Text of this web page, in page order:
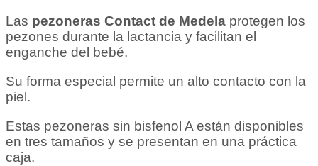
Las pezoneras Contact de Medela protegen los
pezones durante la lactancia y facilitan el
enganche del bebé.
Su forma especial permite un alto contacto con la
piel.
Estas pezoneras sin bisfenol A están disponibles
en tres tamaños y se presentan en una práctica
caja.